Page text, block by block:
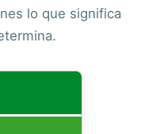
lo que significa